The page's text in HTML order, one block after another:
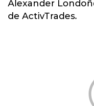
Alexander
de ActivTrades.